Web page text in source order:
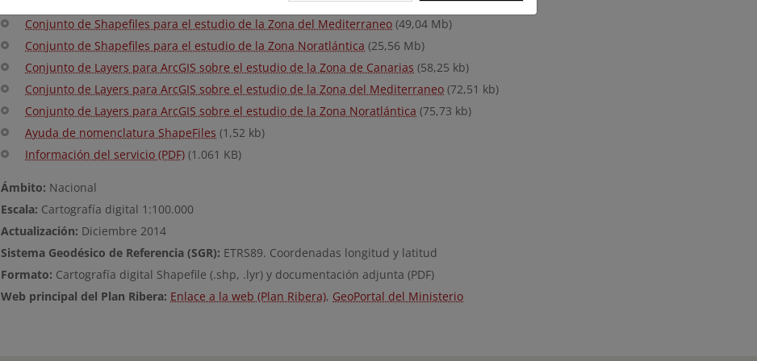
Conjunto de Shapefiles para el estudio de la Zona del Mediterraneo (49,04 Mb)
Conjunto de Shapefiles para el estudio de la Zona Noratlántica (25,56 Mb)
Conjunto de Layers para ArcGIS sobre el estudio de la Zona de Canarias (58,25 kb)
Conjunto de Layers para ArcGIS sobre el estudio de la Zona del Mediterraneo (72,51 kb)
Conjunto de Layers para ArcGIS sobre el estudio de la Zona Noratlántica (75,73 kb)
Ayuda de nomenclatura ShapeFiles (1,52 kb)
Información del servicio (PDF) (1.061 KB)
Ámbito: Nacional
Escala: Cartografía digital 1:100.000
Actualización: Diciembre 2014
Sistema Geodésico de Referencia (SGR): ETRS89. Coordenadas longitud y latitud
Formato: Cartografía digital Shapefile (.shp, .lyr) y documentación adjunta (PDF)
Web principal del Plan Ribera: Enlace a la web (Plan Ribera), GeoPortal del Ministerio